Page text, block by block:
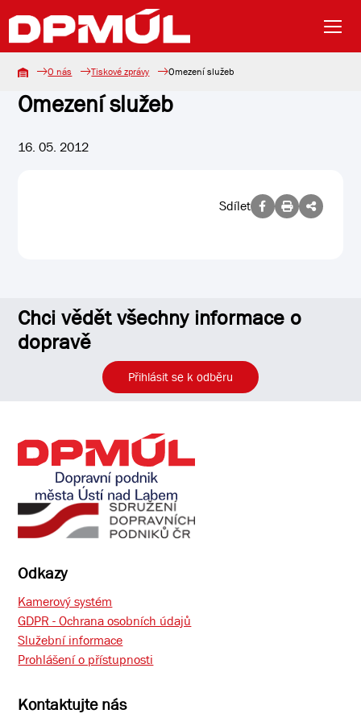
O nás Tiskové zprávy Omezení služeb
Omezení služeb
16. 05. 2012
Sdílet
Chci vědět všechny informace o
dopravě
Přihlásit se k odběru
Odkazy
Kamerový systém
GDPR - Ochrana osobních údajů
Služební informace
Prohlášení o přístupnosti
Kontaktujte nás